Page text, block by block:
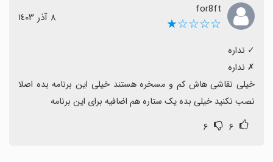
for8ft
☆☆☆☆★ ٨ آذر ١٤٠٣
نصب نکنید خیلی بده یک ستاره هم اضافیه برای این برنامه
۶ ۶